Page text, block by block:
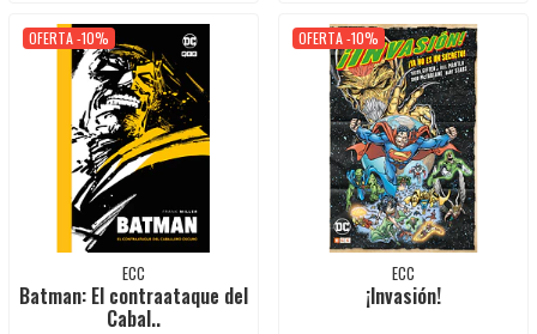
OFERTA -10%
ECC
Batman: El contraataque del
Cabal..
OFERTA -10%
ECC
¡Invasión!